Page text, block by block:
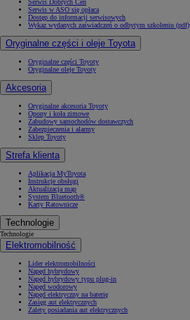
Serwis Dobrych Cen
Serwis w ASO się opłaca
Dostęp do informacji serwisowych
Wykaz wydanych zaświadczeń o odbytym szkoleniu (pdf)
Oryginalne części i oleje Toyota
Oryginalne części Toyoty
Oryginalne oleje Toyoty
Akcesoria
Oryginalne akcesoria Toyoty
Opony i koła zimowe
Zabudowy samochodów dostawczych
Zabezpieczenia i alarmy
Sklep Toyoty
Strefa klienta
Aplikacja MyToyota
Instrukcje obsługi
Aktualizacja map
System Bluetooth®
Karty Ratownicze
Technologie
Technologie
Elektromobilność
Lider elektromobilności
Napęd hybrydowy
Napęd hybrydowy typu plug-in
Napęd wodorowy
Napęd elektryczny na baterię
Zasięg aut elektrycznych
Zalety posiadania aut elektrycznych